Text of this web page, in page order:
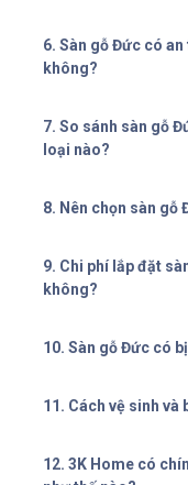
6. Sàn gỗ Đức có
không?
7. So sánh sàn gỗ
loại nào?
8. Nên chọn sàn gỗ
9. Chi phí lắp đặt
không?
10. Sàn gỗ Đức có
11. Cách vệ sinh
12. 3K Home có